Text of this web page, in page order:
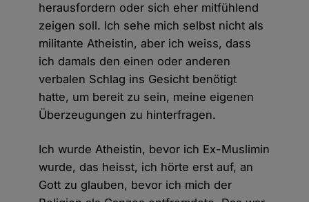
herausfordern oder sich eher mitfühlend
zeigen soll. Ich sehe mich selbst nicht als
militante Atheistin, aber ich weiss, dass
ich damals den einen oder anderen
verbalen Schlag ins Gesicht benötigt
hatte, um bereit zu sein, meine eigenen
Überzeugungen zu hinterfragen.
Ich wurde Atheistin, bevor ich Ex-Muslimin
wurde, das heisst, ich hörte erst auf, an
Gott zu glauben, bevor ich mich der